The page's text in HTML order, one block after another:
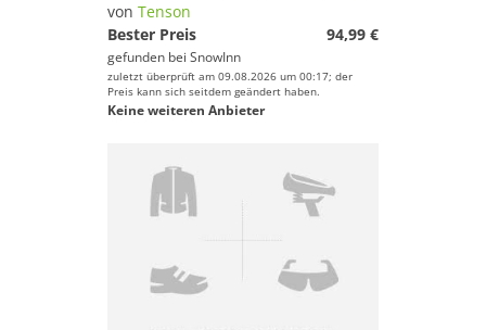
von Tenson
Bester Preis
94,99 €
gefunden bei SnowInn
zuletzt überprüft am 09.08.2026 um 00:17; der
Preis kann sich seitdem geändert haben.
Keine weiteren Anbieter